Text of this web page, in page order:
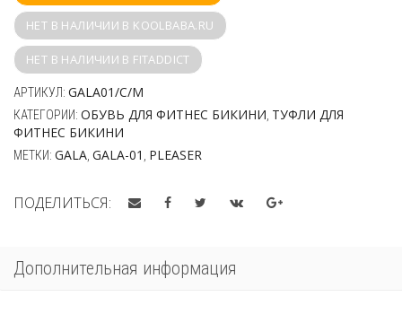
НЕТ В НАЛИЧИИ В KOOLBABA.RU
НЕТ В НАЛИЧИИ В FITADDICT
АРТИКУЛ: GALA01/C/M
КАТЕГОРИИ: ОБУВЬ ДЛЯ ФИТНЕС БИКИНИ ТУФЛИ ДЛЯ
ФИТНЕС БИКИНИ
МЕТКИ: GALA GALA-01 PLEASER
ПОДЕЛИТЬСЯ:
Дополнительная информация